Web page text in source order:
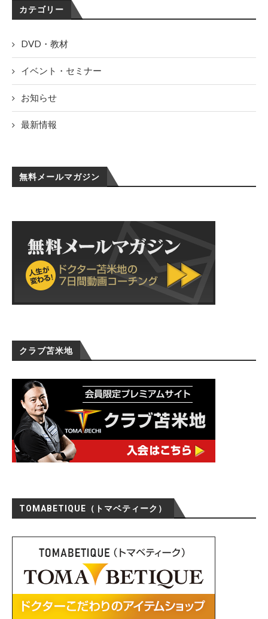
カテゴリー
DVD・教材
イベント・セミナー
お知らせ
最新情報
無料メールマガジン
クラブ苫米地
TOMABETIQUE（トマベティーク）